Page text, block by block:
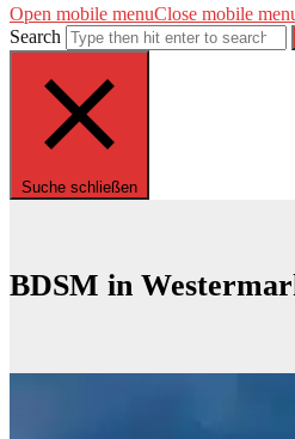
Open mobile menuClose mobile
Search
Suche schließen
BDSM in